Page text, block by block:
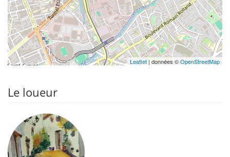
Leaflet| données ©OpenStreetMap
Le loueur